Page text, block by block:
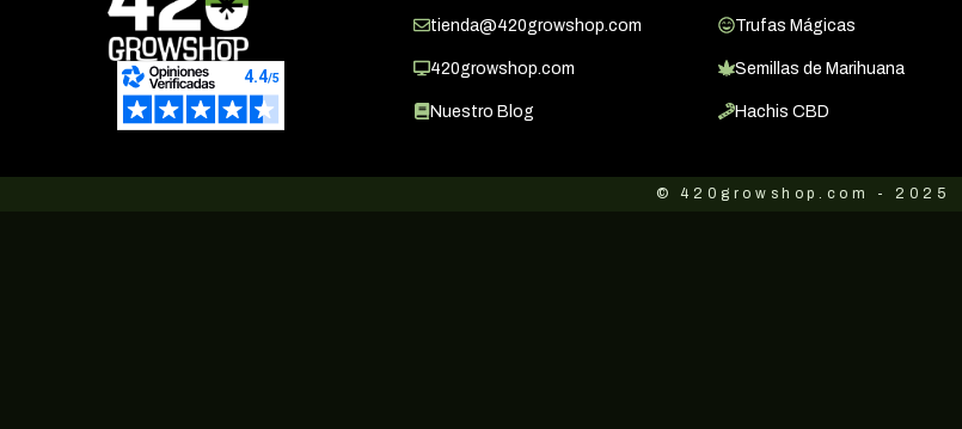
tienda@420growshop.com
420growshop.com
Nuestro Blog
Trufas Mágicas
Semillas de Marihuana
Hachis CBD
© 420growshop.com - 2025